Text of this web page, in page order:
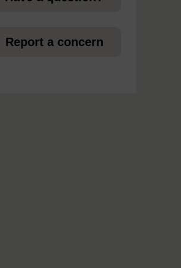
Report a concern